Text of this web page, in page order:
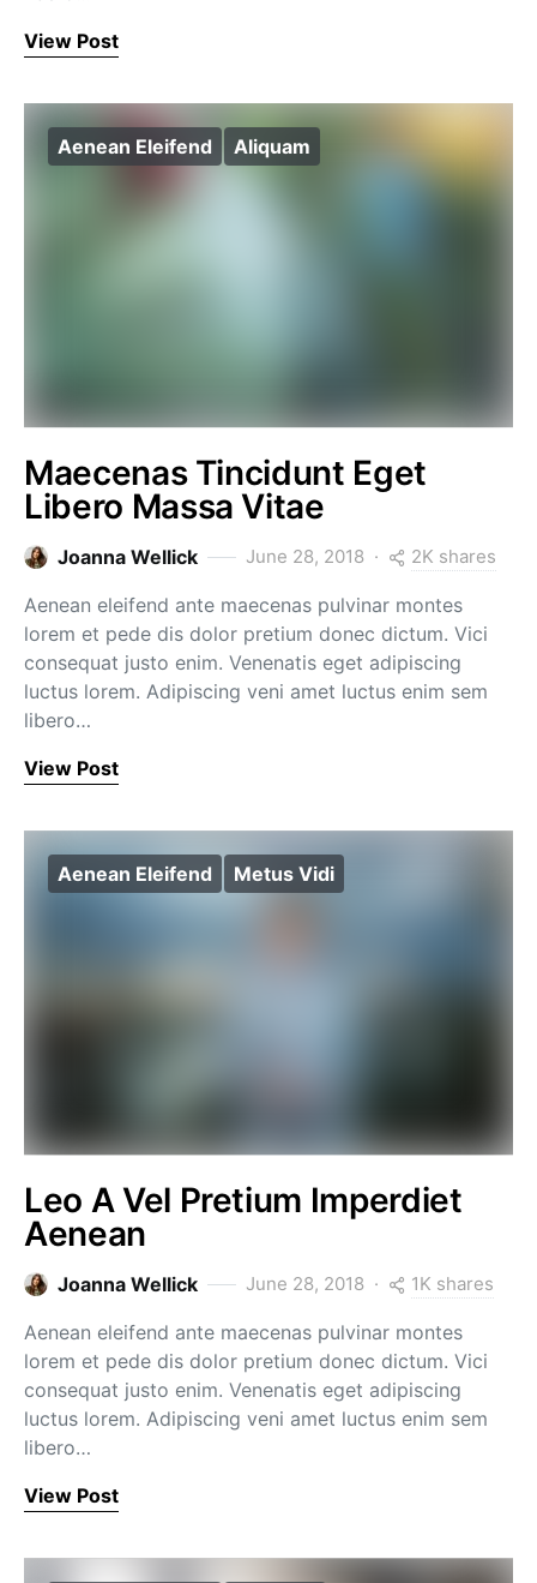
View Post
Aenean Eleifend Aliquam
Maecenas Tincidunt Eget
Libero Massa Vitae
Joanna Wellick June 28, 2018 2K shares
Aenean eleifend ante maecenas pulvinar montes
lorem et pede dis dolor pretium donec dictum. Vici
consequat justo enim. Venenatis eget adipiscing
luctus lorem. Adipiscing veni amet luctus enim sem
libero…
View Post
Aenean Eleifend Metus Vidi
Leo A Vel Pretium Imperdiet
Aenean
Joanna Wellick June 28, 2018 1K shares
Aenean eleifend ante maecenas pulvinar montes
lorem et pede dis dolor pretium donec dictum. Vici
consequat justo enim. Venenatis eget adipiscing
luctus lorem. Adipiscing veni amet luctus enim sem
libero…
View Post